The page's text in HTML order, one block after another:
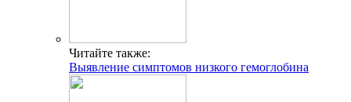
Читайте также:
Выявление симптомов низкого гемоглобина